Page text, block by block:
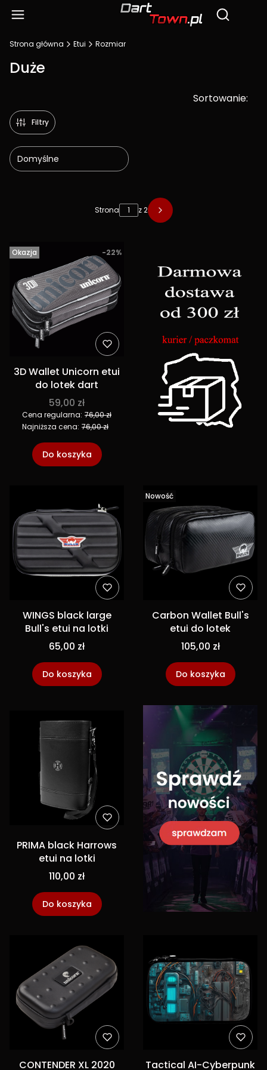
Otwórz
Strona główna Etui Rozmiar
Duże
Sortowanie:
Filtry
Domyślne
Strona z 2
Okazja
3D Wallet Unicorn etui
do lotek dart
59,00 zł
Cena regularna: 76,00 zł
-22%
Najniższa cena: 76,00 zł
Do koszyka
WINGS black large
Bull's etui na lotki
65,00 zł
Do koszyka
Nowość
Carbon Wallet Bull's
etui do lotek
105,00 zł
Do koszyka
PRIMA black Harrows
etui na lotki
110,00 zł
Do koszyka
CONTENDER XL 2020 Tactical AI-Cyberpunk